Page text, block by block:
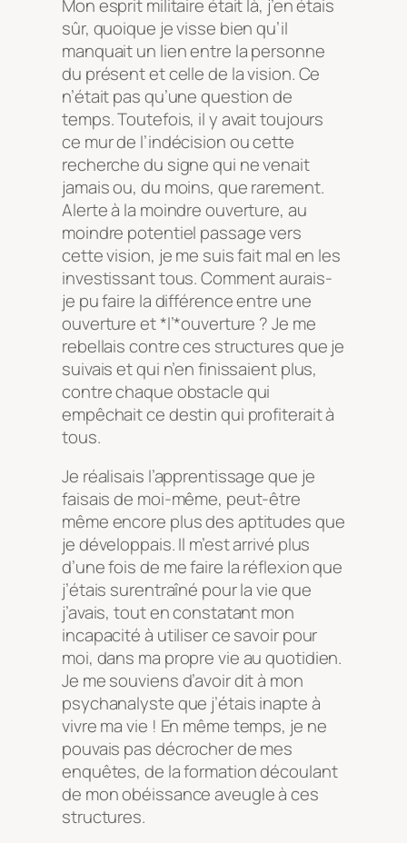
Mon esprit militaire était là, j’en étais
sûr, quoique je visse bien qu’il
manquait un lien entre la personne
du présent et celle de la vision. Ce
n’était pas qu’une question de
temps. Toutefois, il y avait toujours
ce mur de l’indécision ou cette
recherche du signe qui ne venait
jamais ou, du moins, que rarement.
Alerte à la moindre ouverture, au
moindre potentiel passage vers
cette vision, je me suis fait mal en les
investissant tous. Comment aurais-
je pu faire la différence entre une
ouverture et *l’*ouverture ? Je me
rebellais contre ces structures que je
suivais et qui n’en finissaient plus,
contre chaque obstacle qui
empêchait ce destin qui profiterait à
tous.
Je réalisais l’apprentissage que je
faisais de moi-même, peut-être
même encore plus des aptitudes que
je développais. Il m’est arrivé plus
d’une fois de me faire la réflexion que
j’étais surentraîné pour la vie que
j’avais, tout en constatant mon
incapacité à utiliser ce savoir pour
moi, dans ma propre vie au quotidien.
Je me souviens d’avoir dit à mon
psychanalyste que j’étais inapte à
vivre ma vie ! En même temps, je ne
pouvais pas décrocher de mes
enquêtes, de la formation découlant
de mon obéissance aveugle à ces
structures.